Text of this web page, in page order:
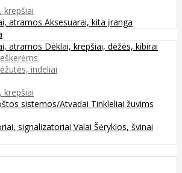
krepšiai
atramos Aksesuarai, kita įranga
atramos Dėklai, krepšiai, dėžės, kibirai
indeliai
krepšiai
sistemos/Atvadai Tinkleliai žuvims
signalizatoriai Valai Šėryklos, švinai